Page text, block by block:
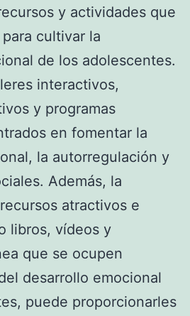
y actividades que
cultivar la
de los adolescentes.
interactivos,
y programas
en fomentar la
la autorregulación y
Además, la
atractivos e
libros, vídeos y
que se ocupen
desarrollo emocional
puede proporcionarles